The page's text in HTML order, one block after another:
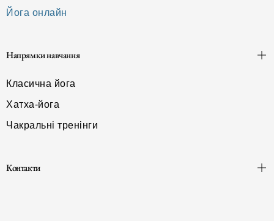
Йога онлайн
Напрямки навчання
Класична йога
Хатха-йога
Чакральні тренінги
Контакти